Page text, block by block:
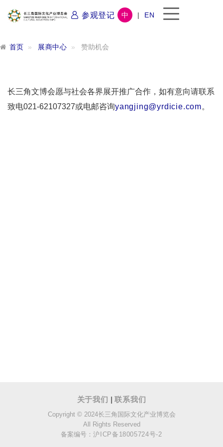
参观登记 中 | EN
首页 展商中心 赞助机会
长三角文博会愿与社会各界展开推广合作，如有意向请联系
致电021-62107327或电邮咨询yangjing@yrdicie.com。
关于我们 |联系我们
Copyright © 2024长三角国际文化产业博览会
All Rights Reserved
备案编号：沪ICP备18005724号-2